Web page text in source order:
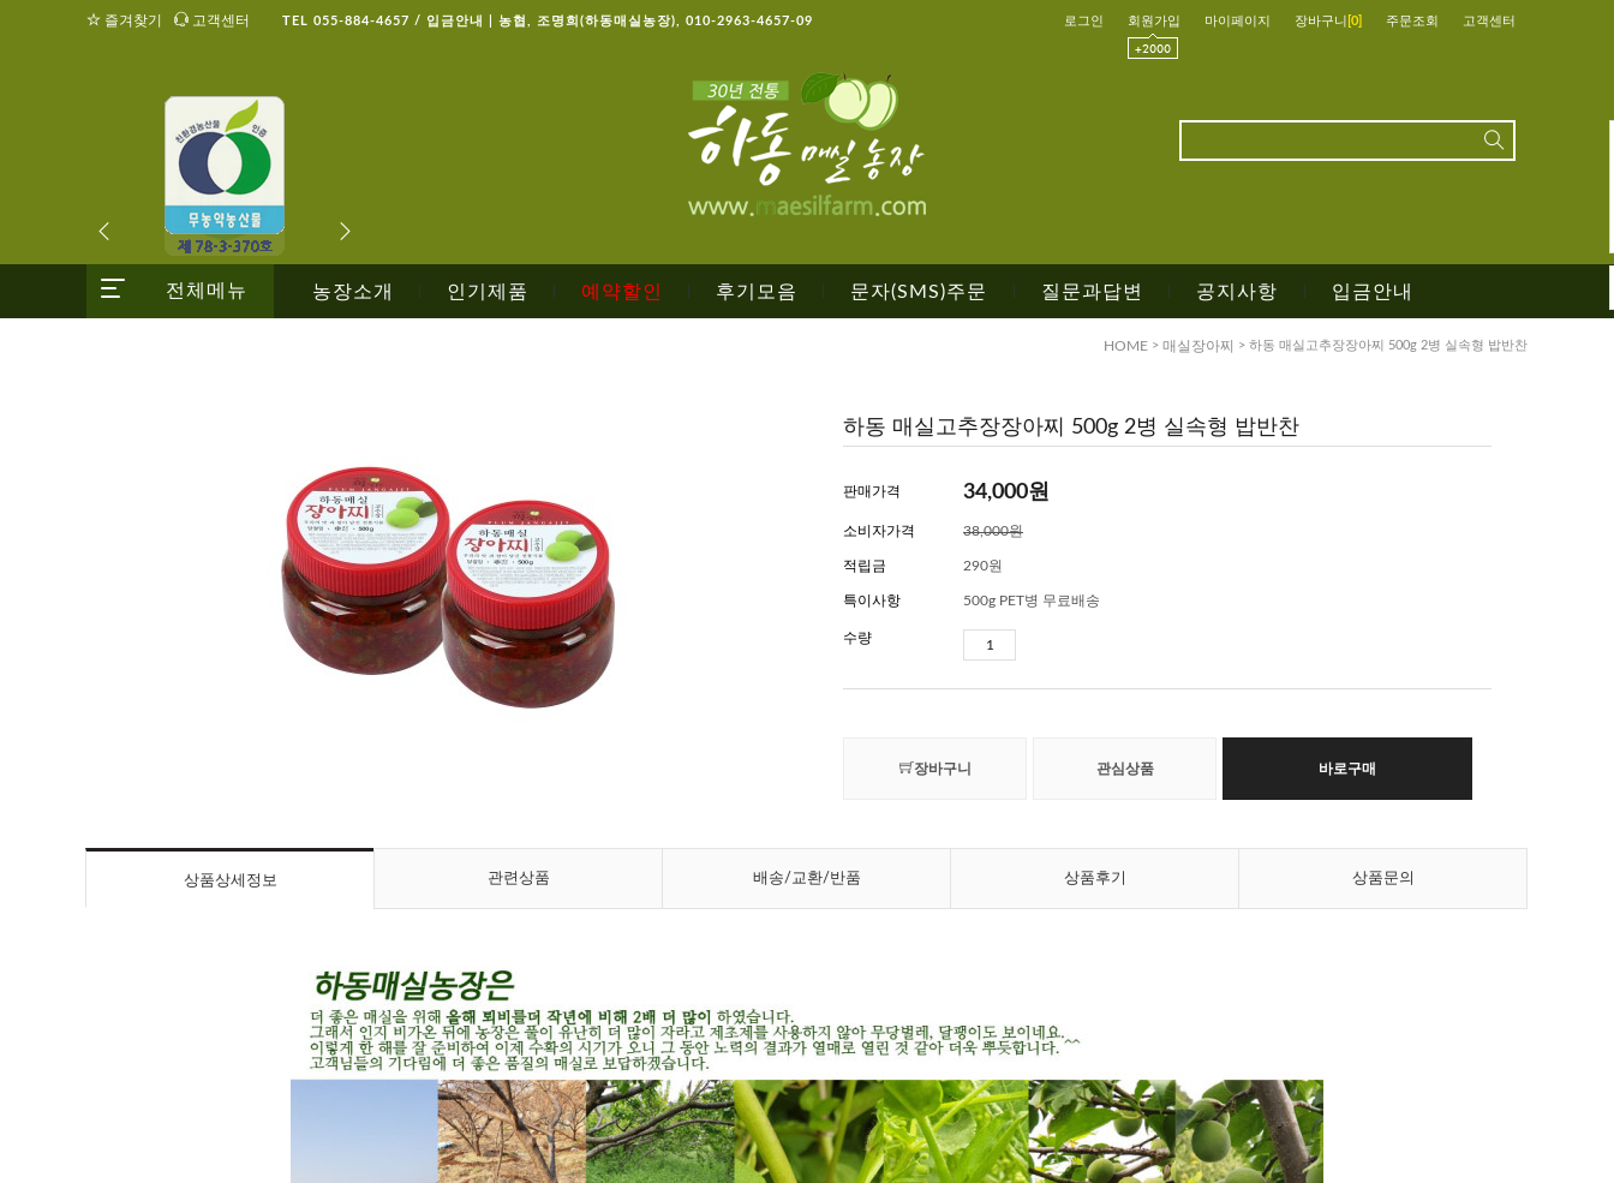
즐겨찾기 고객센터 TEL 055-884-4657 / 입금안내 | 농협, 조명희(하동매실농장), 010-2963-4657-09 로그인 회원가입 마이페이지 장바구니 0 주문조회 고객센터
전체메뉴 농장소개 인기제품 예약할인 후기모음 문자(SMS)주문 질문과답변 공지사항 입금안내
HOME > 매실장아찌 > 하동 매실고추장장아찌 500g 2병 실속형 밥반찬
하동 매실고추장장아찌 500g 2병 실속형 밥반찬
판매가격 34,000원
소비자가격 38,000원
적립금 290원
특이사항 500g PET병 무료배송
수량
장바구니 관심상품 바로구매
상품상세정보 관련상품 배송/교환/반품 상품후기 상품문의